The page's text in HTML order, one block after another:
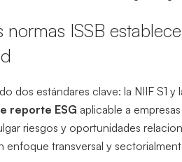
normas ISSB
dos estándares clave: la NIIF S1
reporte ESG aplicable a
riesgos y oportunidades
enfoque transversal y